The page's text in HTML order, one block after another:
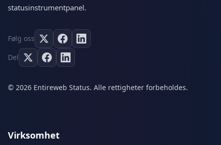
statusinstrumentpanel.
Følg oss
Del
© 2026 Entireweb Status. Alle rettigheter forbeholdes.
Virksomhet